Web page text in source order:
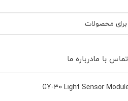
تماس با مادرباره ما
GY-30 Light Sensor